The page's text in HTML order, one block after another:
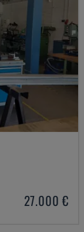
27.000 €